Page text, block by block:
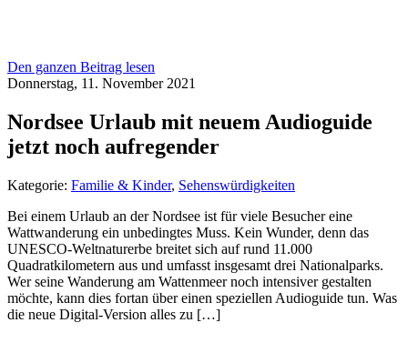
Den ganzen Beitrag lesen
Donnerstag, 11. November 2021
Nordsee Urlaub mit neuem Audioguide
jetzt noch aufregender
Kategorie: Familie & Kinder, Sehenswürdigkeiten
Bei einem Urlaub an der Nordsee ist für viele Besucher eine
Wattwanderung ein unbedingtes Muss. Kein Wunder, denn das
UNESCO-Weltnaturerbe breitet sich auf rund 11.000
Quadratkilometern aus und umfasst insgesamt drei Nationalparks.
Wer seine Wanderung am Wattenmeer noch intensiver gestalten
möchte, kann dies fortan über einen speziellen Audioguide tun. Was
die neue Digital-Version alles zu […]